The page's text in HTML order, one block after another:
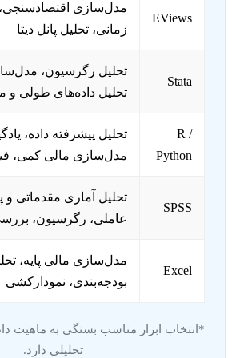
EViews
مدل‌سازی اقتصادسنجی،
زمانی، تحلیل پانل دیتا
تحلیل رگرسیون، مدل‌سازی
تحلیل داده‌های طولی و
Python
تحلیل پیشرفته داده،
مدل‌سازی مالی کمی، فین‌تک
SPSS
تحلیل آماری مقدماتی و
عاملی، رگرسیون، بررسی
Excel
مدل‌سازی مالی پایه، تحلیل
بودجه‌بندی، نمودارکشی
*انتخاب ابزار مناسب بستگی به ماهیت
تحلیلی دارد.